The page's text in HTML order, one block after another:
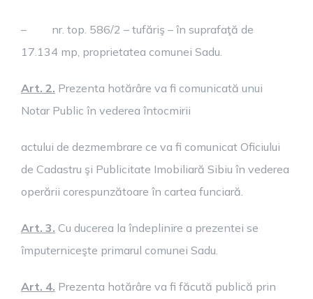
– nr. top. 586/2 – tufăriş – în suprafaţă de
17.134 mp, proprietatea comunei Sadu.
Art. 2. Prezenta hotărâre va fi comunicată unui
Notar Public în vederea întocmirii
actului de dezmembrare ce va fi comunicat Oficiului
de Cadastru şi Publicitate Imobiliară Sibiu în vederea
operării corespunzătoare în cartea funciară.
Art. 3. Cu ducerea la îndeplinire a prezentei se
împuterniceşte primarul comunei Sadu.
Art. 4. Prezenta hotărâre va fi făcută publică prin